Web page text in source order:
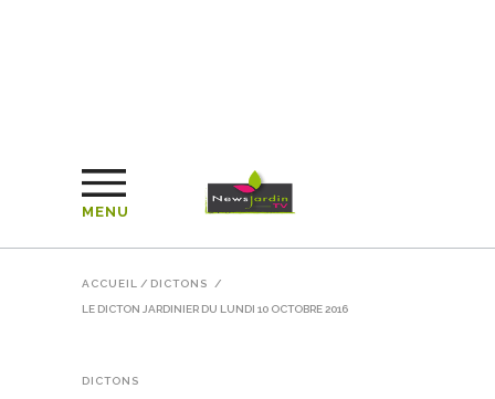
MENU
ACCUEIL / DICTONS /
LE DICTON JARDINIER DU LUNDI 10 OCTOBRE 2016
DICTONS